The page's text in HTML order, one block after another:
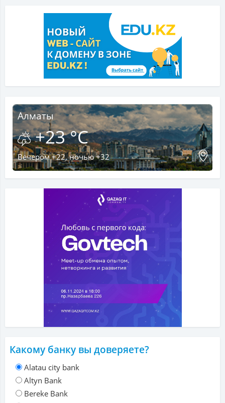
Алматы
+23 °C
Вечером +22, ночью +32
Какому банку вы доверяете?
Alatau city bank
Altyn Bank
Bereke Bank